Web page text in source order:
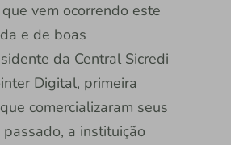
vem ocorrendo este
e de boas
da Central Sicredi
Digital, primeira
comercializaram seus
a instituição